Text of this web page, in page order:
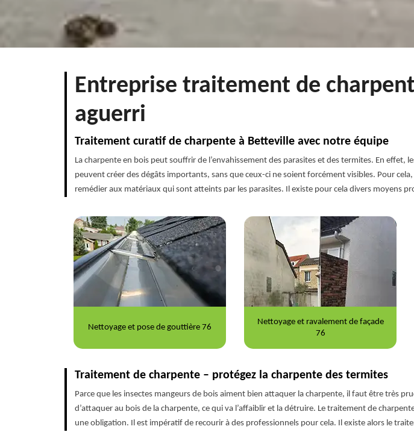
Entreprise traitement de
aguerri
Traitement curatif de charpente à Betteville avec notre équipe
La charpente en bois peut souffrir de l’envahissement des parasites et des termites. En
peuvent créer des dégâts importants, sans que ceux-ci ne soient forcément visibles. Pour
remédier aux matériaux qui sont atteints par les parasites. Il existe pour cela divers moyens
Nettoyage et ravalement de façade
Réparation fuite de toiture 76 Seine-
Maritime
Traitement de charpente – protégez la charpente des termites
Parce que les insectes mangeurs de bois aiment bien attaquer la charpente, il faut être très
d’attaquer au bois de la charpente, ce qui va l’affaiblir et la détruire. Le traitement de
une obligation. Il est impératif de recourir à des professionnels pour cela. Il existe alors le